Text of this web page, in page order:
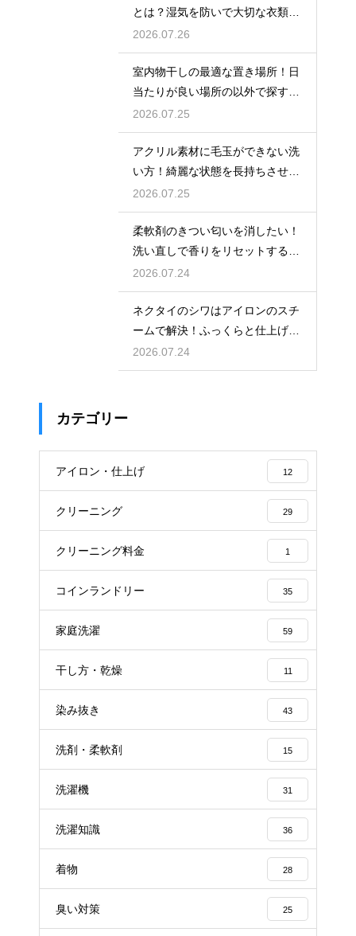
とは？湿気を防いで大切な衣類を
守る収納術
2026.07.26
室内物干しの最適な置き場所！日
当たりが良い場所の以外で探すポ
イント
2026.07.25
アクリル素材に毛玉ができない洗
い方！綺麗な状態を長持ちさせる
洗濯のコツ
2026.07.25
柔軟剤のきつい匂いを消したい！
洗い直しで香りをリセットする手
順
2026.07.24
ネクタイのシワはアイロンのスチ
ームで解決！ふっくらと仕上げる
裏技
2026.07.24
カテゴリー
アイロン・仕上げ 12
クリーニング 29
クリーニング料金 1
コインランドリー 35
家庭洗濯 59
干し方・乾燥 11
染み抜き 43
洗剤・柔軟剤 15
洗濯機 31
洗濯知識 36
着物 28
臭い対策 25